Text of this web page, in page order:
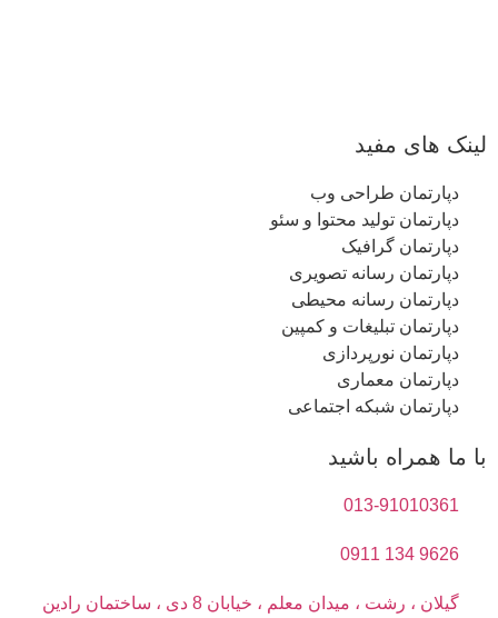
لینک های مفید
دپارتمان طراحی وب
دپارتمان تولید محتوا و سئو
دپارتمان گرافیک
دپارتمان رسانه تصویری
دپارتمان رسانه محیطی
دپارتمان تبلیغات و کمپین
دپارتمان نورپردازی
دپارتمان معماری
دپارتمان شبکه اجتماعی
با ما همراه باشید
013-91010361
9626 134 0911
گیلان ، رشت ، میدان معلم ، خیابان 8 دی ، ساختمان رادین